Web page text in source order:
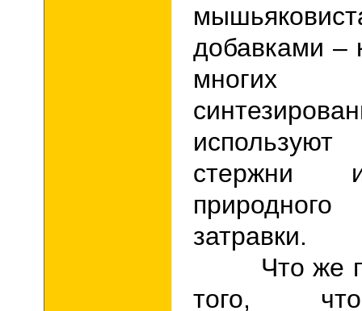
добавками –
стержни
затравки.
Что же
того,